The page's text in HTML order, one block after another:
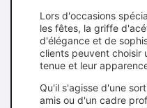
Lors d'occasions
les fêtes, la griffe
d'élégance et de
clients peuvent choisir
tenue et leur
Qu'il s'agisse d'une
amis ou d'un cadre